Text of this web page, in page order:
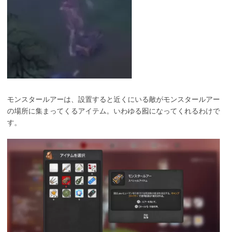
モンスタールアーは、設置すると近くにいる敵がモンスタールアー
の場所に集まってくるアイテム。いわゆる囮になってくれるわけで
す。